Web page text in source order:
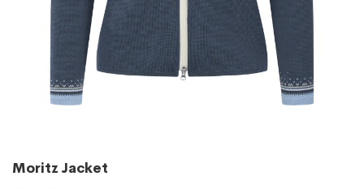
Moritz Jacket